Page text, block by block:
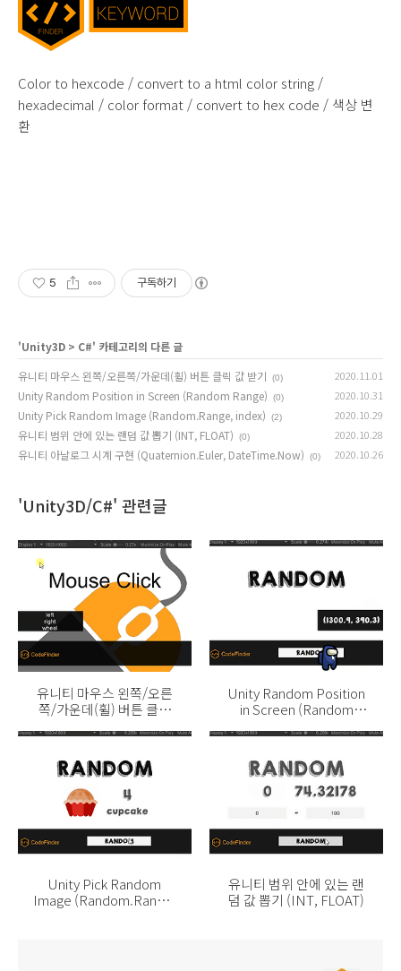
Color to hexcode / convert to a html color string /
hexadecimal / color format / convert to hex code / 색상 변
환
5 구독하기
'Unity3D > C#' 카테고리의 다른 글
유니티 마우스 왼쪽/오른쪽/가운데(휠) 버튼 클릭 값 받기
(0) 2020.11.01
Unity Random Position in Screen (Random Range) (0) 2020.10.31
Unity Pick Random Image (Random.Range, index) (2) 2020.10.29
유니티 범위 안에 있는 랜덤 값 뽑기 (INT, FLOAT) (0) 2020.10.28
유니티 아날로그 시계 구현 (Quaternion.Euler, DateTime.Now) (0) 2020.10.26
'Unity3D/C#' 관련글
유니티 마우스 왼쪽/오른
쪽/가운데(휠) 버튼 클릭
Unity Random Position
in Screen (Random
Unity Pick Random
Image (Random.Range,
유니티 범위 안에 있는 랜
덤 값 뽑기 (INT, FLOAT)